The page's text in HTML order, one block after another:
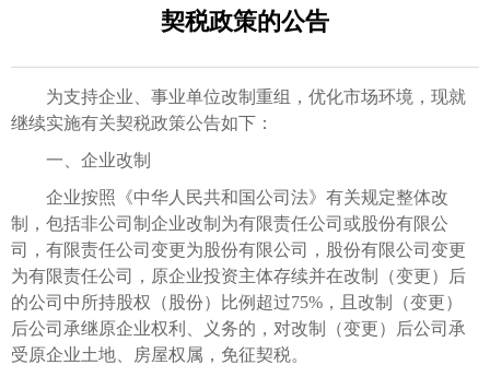
契税政策的公告
为支持企业、事业单位改制重组，优化市场环境，现就
继续实施有关契税政策公告如下：
一、企业改制
企业按照《中华人民共和国公司法》有关规定整体改
制，包括非公司制企业改制为有限责任公司或股份有限公
司，有限责任公司变更为股份有限公司，股份有限公司变更
为有限责任公司，原企业投资主体存续并在改制（变更）后
的公司中所持股权（股份）比例超过75%，且改制（变更）
后公司承继原企业权利、义务的，对改制（变更）后公司承
受原企业土地、房屋权属，免征契税。